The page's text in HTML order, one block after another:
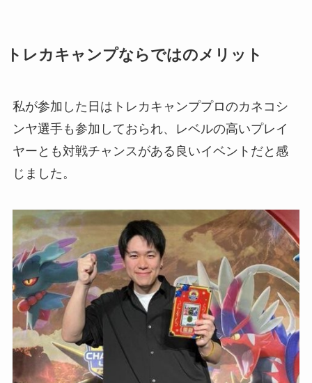
トレカキャンプならではのメリット
私が参加した日はトレカキャンププロのカネコシ
ンヤ選手も参加しておられ、レベルの高いプレイ
ヤーとも対戦チャンスがある良いイベントだと感
じました。